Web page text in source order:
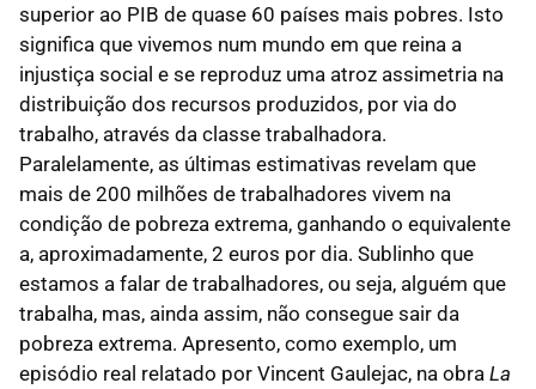
superior ao PIB de quase 60 países mais pobres. Isto
significa que vivemos num mundo em que reina a
injustiça social e se reproduz uma atroz assimetria na
distribuição dos recursos produzidos, por via do
trabalho, através da classe trabalhadora.
Paralelamente, as últimas estimativas revelam que
mais de 200 milhões de trabalhadores vivem na
condição de pobreza extrema, ganhando o equivalente
a, aproximadamente, 2 euros por dia. Sublinho que
estamos a falar de trabalhadores, ou seja, alguém que
trabalha, mas, ainda assim, não consegue sair da
pobreza extrema. Apresento, como exemplo, um
episódio real relatado por Vincent Gaulejac, na obra La